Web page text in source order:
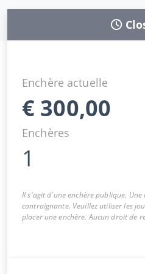
Enchère actuelle
€ 300,00
Enchères
1
Il s'agit d'une enchère publique. Une
contraignante. Veuillez utiliser les
placer une enchère. Aucun droit de